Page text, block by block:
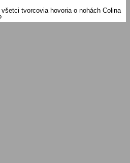
tvorcovia hovoria o nohách Colina